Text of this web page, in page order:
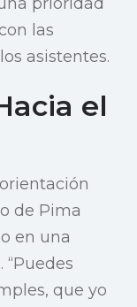
las
asistentes.
el
de Pima
en una
“Puedes
que yo